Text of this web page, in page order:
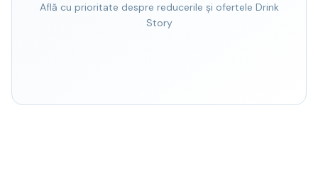
Află cu prioritate despre reducerile și ofertele Drink
Story